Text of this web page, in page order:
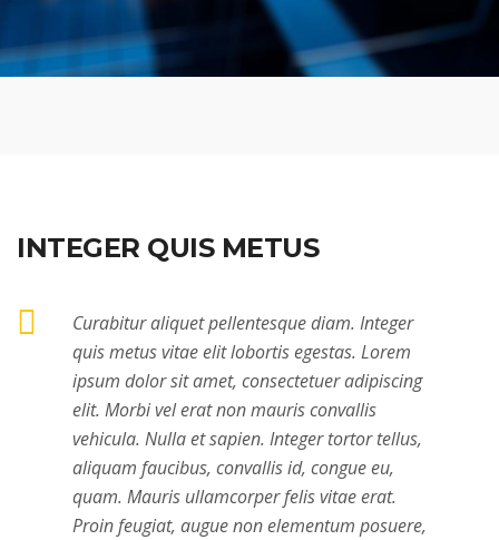
INTEGER QUIS METUS
Curabitur aliquet pellentesque diam. Integer
quis metus vitae elit lobortis egestas. Lorem
ipsum dolor sit amet, consectetuer adipiscing
elit. Morbi vel erat non mauris convallis
vehicula. Nulla et sapien. Integer tortor tellus,
aliquam faucibus, convallis id, congue eu,
quam. Mauris ullamcorper felis vitae erat.
Proin feugiat, augue non elementum posuere,